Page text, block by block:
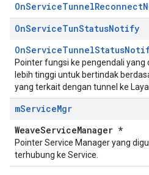
OnServiceTunStatusNotify
Pointer fungsi ke pengendali
lebih tinggi untuk bertindak
yang terkait dengan tunnel ke
mServiceMgr
WeaveServiceManager *
Pointer Service Manager yang
terhubung ke Service.